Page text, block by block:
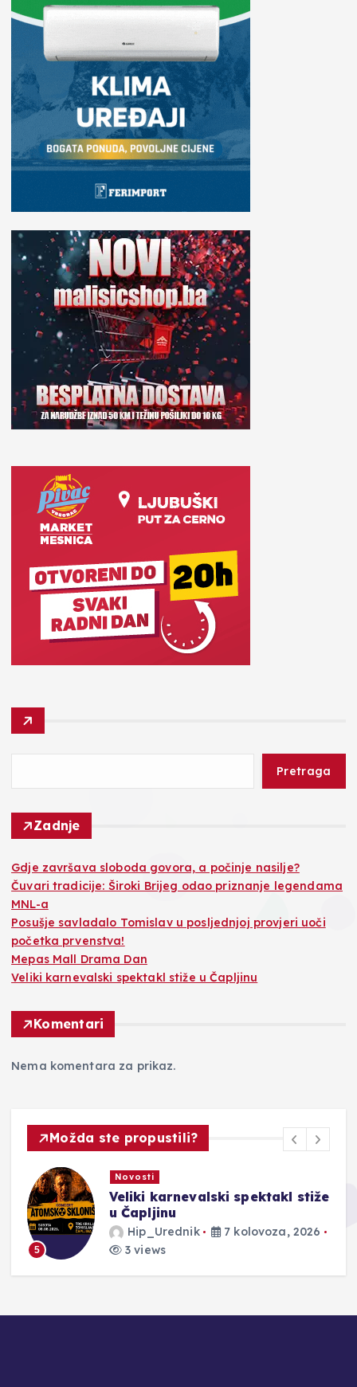
Pretraga
Zadnje
Gdje završava sloboda govora, a počinje nasilje?
Čuvari tradicije: Široki Brijeg odao priznanje legendama
MNL-a
Posušje savladalo Tomislav u posljednjoj provjeri uoči
početka prvenstva!
Mepas Mall Drama Dan
Veliki karnevalski spektakl stiže u Čapljinu
Komentari
Nema komentara za prikaz.
Možda ste propustili?
5
Novosti
Veliki karnevalski spektakl stiže
u Čapljinu
Hip_Urednik
7 kolovoza, 2026
3 views